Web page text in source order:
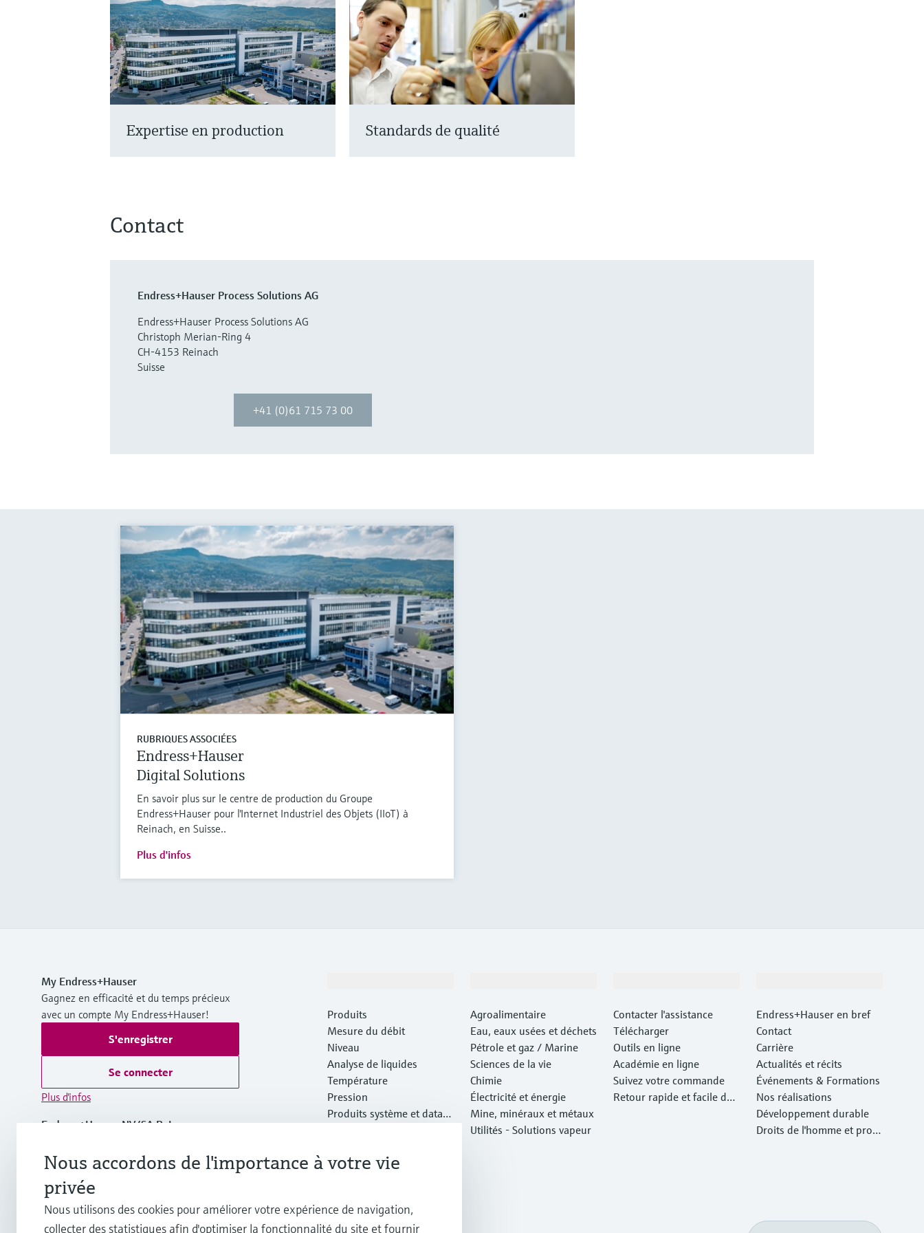
Expertise en production Standards de qualité
Contact
Endress+Hauser Process Solutions AG
Endress+Hauser Process Solutions AG
Christoph Merian-Ring 4
CH-4153 Reinach
Suisse
+41 (0)61 715 73 00
RUBRIQUES ASSOCIÉES
Endress+Hauser
Digital Solutions
En savoir plus sur le centre de production du Groupe
Endress+Hauser pour l'Internet Industriel des Objets (IIoT) à
Reinach, en Suisse..
Plus d'infos
My Endress+Hauser
Gagnez en efficacité et du temps précieux
avec un compte My Endress+Hauser!
S'enregistrer
Se connecter
Plus d'infos
Endress+Hauser NV/SA BeLux
+32 (0)2 248 06 00
Produits
Mesure du débit
Niveau
Analyse de liquides
Température
Pression
Produits système et data
Logiciels
Services
Agroalimentaire
Eau, eaux usées et déchets
Pétrole et gaz / Marine
Sciences de la vie
Chimie
Électricité et énergie
Mine, minéraux et métaux
Utilités - Solutions vapeur
Contacter l'assistance
Télécharger
Outils en ligne
Académie en ligne
Suivez votre commande
Retour rapide et facile des
Endress+Hauser en bref
Contact
Carrière
Actualités et récits
Événements & Formations
Nos réalisations
Développement durable
Droits de l'homme et prote
Nous accordons de l'importance à votre vie
privée
Nous utilisons des cookies pour améliorer votre expérience de navigation,
collecter des statistiques afin d'optimiser la fonctionnalité du site et fournir